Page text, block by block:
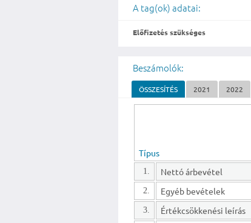
A tag(ok) adatai:
Előfizetés szükséges
Beszámolók:
ÖSSZESÍTÉS 2021 2022
Típus
1. Nettó árbevétel
2. Egyéb bevételek
3. Értékcsökkenési leírás